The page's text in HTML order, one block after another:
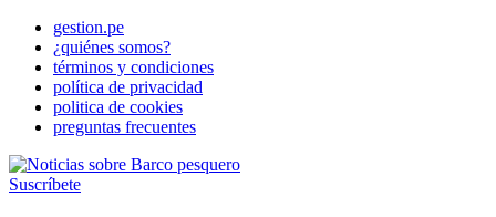
gestion.pe
¿quiénes somos?
términos y condiciones
política de privacidad
politica de cookies
preguntas frecuentes
Suscríbete